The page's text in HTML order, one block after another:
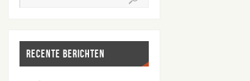
RECENTE BERICHTEN